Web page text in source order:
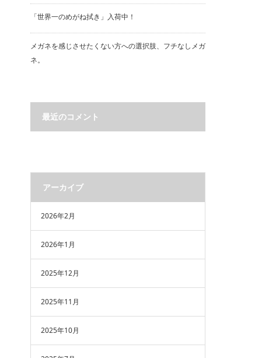
「世界一のめがね拭き」入荷中！
メガネを感じさせたくない方への選択肢、フチなしメガ
ネ。
最近のコメント
アーカイブ
2026年2月
2026年1月
2025年12月
2025年11月
2025年10月